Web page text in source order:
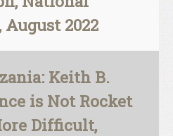
2022
Keith B.
is Not Rocket
Difficult,